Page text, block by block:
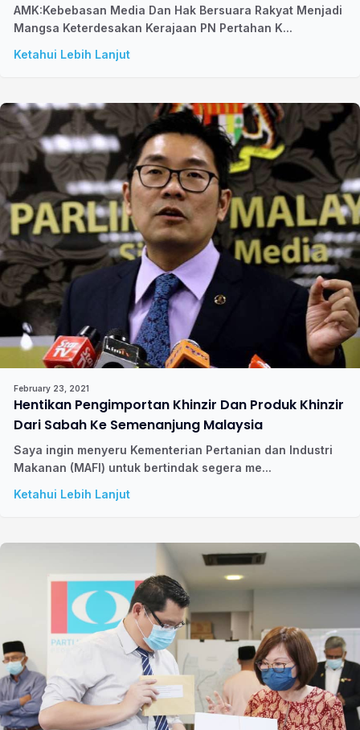
AMK:Kebebasan Media Dan Hak Bersuara Rakyat Menjadi
Mangsa Keterdesakan Kerajaan PN Pertahan K...
Ketahui Lebih Lanjut
February 23, 2021
Hentikan Pengimportan Khinzir Dan Produk Khinzir
Dari Sabah Ke Semenanjung Malaysia
Saya ingin menyeru Kementerian Pertanian dan Industri
Makanan (MAFI) untuk bertindak segera me...
Ketahui Lebih Lanjut